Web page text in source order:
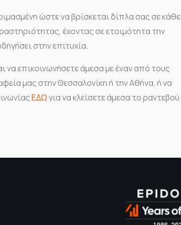
ώστε να βρίσκεται δίπλα σας σε κάθε
έχοντας σε ετοιμότητα την
στην επιτυχία.
να επικοινωνήσετε άμεσα με έναν από τους
μας στην Θεσσαλονίκη ή την Αθήνα, ή να
ΕΔΩ για να κλείσετε άμεσα το ραντεβού